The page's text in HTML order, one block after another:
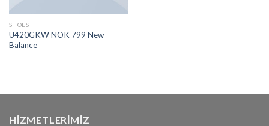
SHOES
U420GKW NOK 799 New
Balance
HIZMETLERIMIZ